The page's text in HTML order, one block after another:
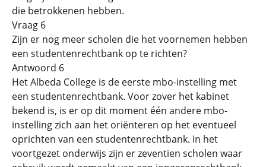
die betrokkenen hebben.
Vraag 6
Zijn er nog meer scholen die het voornemen hebben
een studentenrechtbank op te richten?
Antwoord 6
Het Albeda College is de eerste mbo-instelling met
een studentenrechtbank. Voor zover het kabinet
bekend is, is er op dit moment één andere mbo-
instelling zich aan het oriënteren op het eventueel
oprichten van een studentenrechtbank. In het
voortgezet onderwijs zijn er zeventien scholen waar